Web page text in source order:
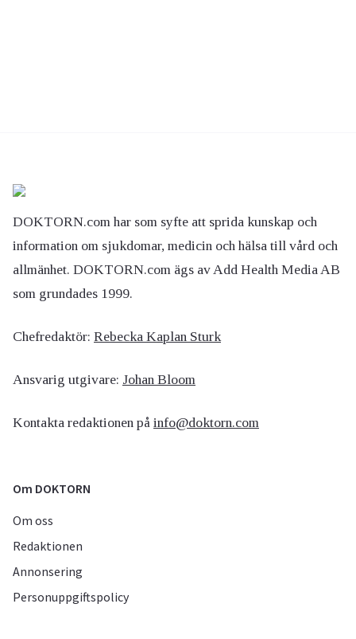
DOKTORN.com har som syfte att sprida kunskap och
information om sjukdomar, medicin och hälsa till vård och
allmänhet. DOKTORN.com ägs av Add Health Media AB
som grundades 1999.
Chefredaktör: Rebecka Kaplan Sturk
Ansvarig utgivare: Johan Bloom
Kontakta redaktionen på info@doktorn.com
Om DOKTORN
Om oss
Redaktionen
Annonsering
Personuppgiftspolicy